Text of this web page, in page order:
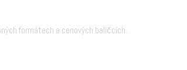
formátech a cenových balíčcích.